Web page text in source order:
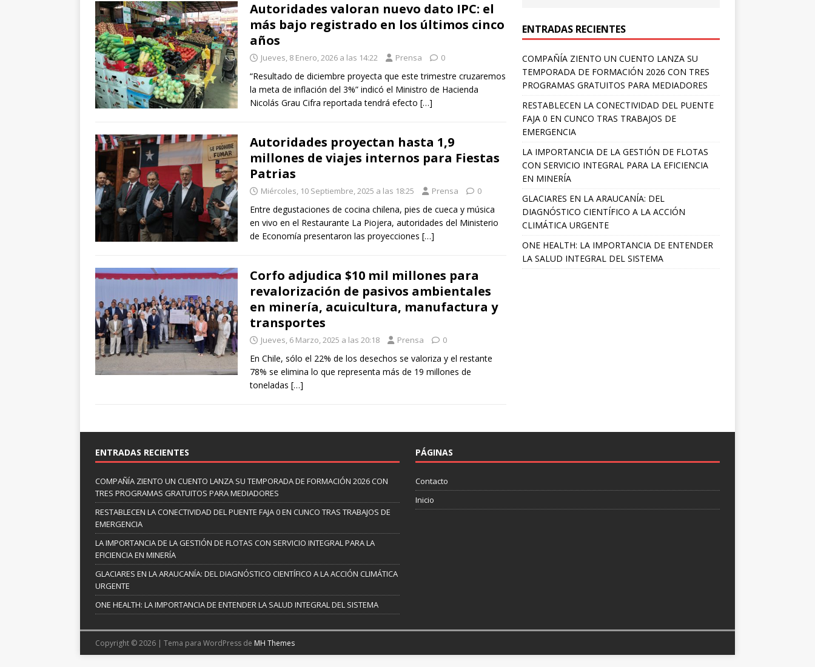
Autoridades valoran nuevo dato IPC: el
más bajo registrado en los últimos cinco
años
Jueves, 8 Enero, 2026 a las 14:22 Prensa 0
“Resultado de diciembre proyecta que este trimestre cruzaremos
la meta de inflación del 3%” indicó el Ministro de Hacienda
Nicolás Grau Cifra reportada tendrá efecto […]
Autoridades proyectan hasta 1,9
millones de viajes internos para Fiestas
Patrias
Miércoles, 10 Septiembre, 2025 a las 18:25 Prensa 0
Entre degustaciones de cocina chilena, pies de cueca y música
en vivo en el Restaurante La Piojera, autoridades del Ministerio
de Economía presentaron las proyecciones […]
Corfo adjudica $10 mil millones para
revalorización de pasivos ambientales
en minería, acuicultura, manufactura y
transportes
Jueves, 6 Marzo, 2025 a las 20:18 Prensa 0
En Chile, sólo el 22% de los desechos se valoriza y el restante
78% se elimina lo que representa más de 19 millones de
toneladas […]
ENTRADAS RECIENTES
COMPAÑÍA ZIENTO UN CUENTO LANZA SU
TEMPORADA DE FORMACIÓN 2026 CON TRES
PROGRAMAS GRATUITOS PARA MEDIADORES
RESTABLECEN LA CONECTIVIDAD DEL PUENTE
FAJA 0 EN CUNCO TRAS TRABAJOS DE
EMERGENCIA
LA IMPORTANCIA DE LA GESTIÓN DE FLOTAS
CON SERVICIO INTEGRAL PARA LA EFICIENCIA
EN MINERÍA
GLACIARES EN LA ARAUCANÍA: DEL
DIAGNÓSTICO CIENTÍFICO A LA ACCIÓN
CLIMÁTICA URGENTE
ONE HEALTH: LA IMPORTANCIA DE ENTENDER
LA SALUD INTEGRAL DEL SISTEMA
ENTRADAS RECIENTES
COMPAÑÍA ZIENTO UN CUENTO LANZA SU TEMPORADA DE FORMACIÓN 2026 CON
TRES PROGRAMAS GRATUITOS PARA MEDIADORES
RESTABLECEN LA CONECTIVIDAD DEL PUENTE FAJA 0 EN CUNCO TRAS TRABAJOS DE
EMERGENCIA
LA IMPORTANCIA DE LA GESTIÓN DE FLOTAS CON SERVICIO INTEGRAL PARA LA
EFICIENCIA EN MINERÍA
GLACIARES EN LA ARAUCANÍA: DEL DIAGNÓSTICO CIENTÍFICO A LA ACCIÓN CLIMÁTICA
URGENTE
ONE HEALTH: LA IMPORTANCIA DE ENTENDER LA SALUD INTEGRAL DEL SISTEMA
PÁGINAS
Contacto
Inicio
Copyright © 2026 | Tema para WordPress de MH Themes